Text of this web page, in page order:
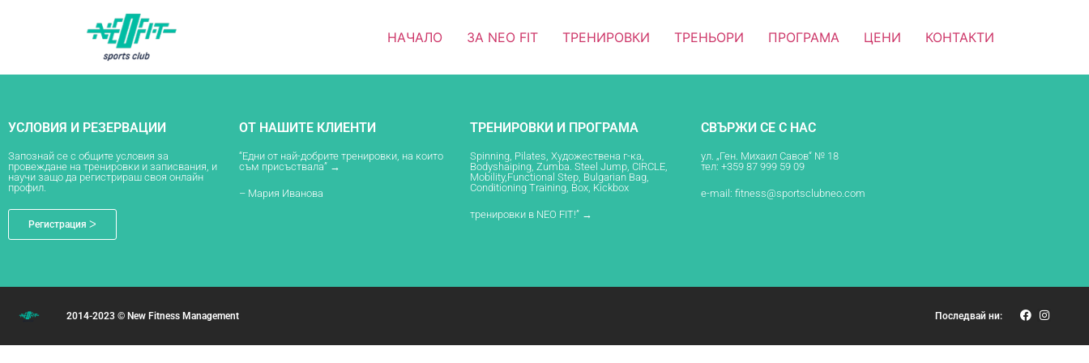
НАЧАЛО ЗА NEO FIT ТРЕНИРОВКИ ТРЕНЬОРИ ПРОГРАМА ЦЕНИ КОНТАКТИ
УСЛОВИЯ И РЕЗЕРВАЦИИ
Запознай се с общите условия за
провеждане на тренировки и записвания, и
научи защо да регистрираш своя онлайн
профил.
Регистрация ᐳ
ОТ НАШИТЕ КЛИЕНТИ
“Едни от най-добрите тренировки, на които
съм присъствала” →
– Мария Иванова
ТРЕНИРОВКИ И ПРОГРАМА
Spinning, Pilates, Художествена г-ка,
Bodyshaiping, Zumba. Steel Jump, CIRCLE,
Mobility,Functional Step, Bulgarian Bag,
Conditioning Training, Box, Kickbox
тренировки в NEO FIT!” →
СВЪРЖИ СЕ С НАС
ул. „Ген. Михаил Савов“ № 18
тел: +359 87 999 59 09
e-mail: fitness@sportsclubneo.com
2014-2023 © New Fitness Management Последвай ни: